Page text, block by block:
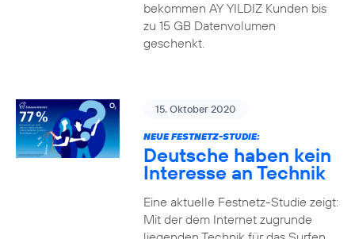
bekommen AY YILDIZ Kunden bis
zu 15 GB Datenvolumen
geschenkt.
15. Oktober 2020
NEUE FESTNETZ-STUDIE:
Deutsche haben kein
Interesse an Technik
Eine aktuelle Festnetz-Studie zeigt:
Mit der dem Internet zugrunde